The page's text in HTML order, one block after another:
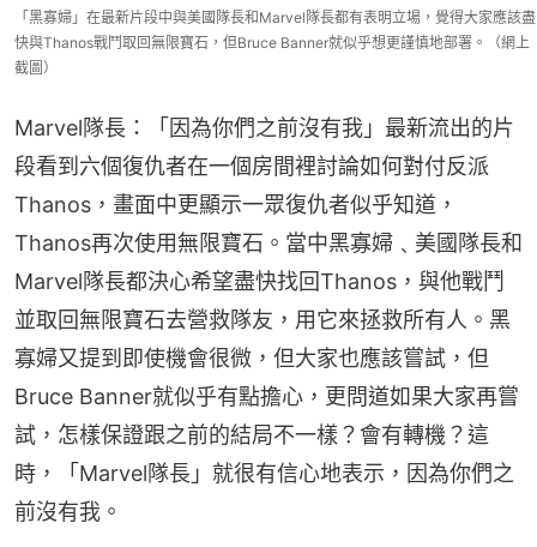
「黑寡婦」在最新片段中與美國隊長和Marvel隊長都有表明立場，覺得大家應該盡
快與Thanos戰鬥取回無限寶石，但Bruce Banner就似乎想更謹慎地部署。（網上
截圖）
Marvel隊長：「因為你們之前沒有我」最新流出的片
段看到六個復仇者在一個房間裡討論如何對付反派
Thanos，畫面中更顯示一眾復仇者似乎知道，
Thanos再次使用無限寶石。當中黑寡婦﹑美國隊長和
Marvel隊長都決心希望盡快找回Thanos，與他戰鬥
並取回無限寶石去營救隊友，用它來拯救所有人。黑
寡婦又提到即使機會很微，但大家也應該嘗試，但
Bruce Banner就似乎有點擔心，更問道如果大家再嘗
試，怎樣保證跟之前的結局不一樣？會有轉機？這
時，「Marvel隊長」就很有信心地表示，因為你們之
前沒有我。